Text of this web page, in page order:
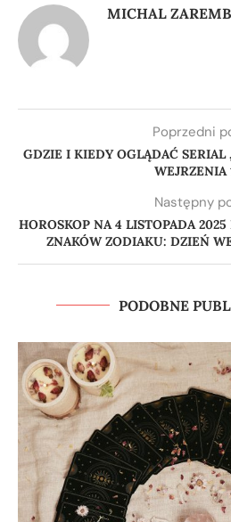
MICHAL
Poprzedni
GDZIE I KIEDY OGLĄDAĆ SERIAL
WEJRZENIA
Następny
HOROSKOP NA 4 LISTOPADA
ZNAKÓW ZODIAKU: DZIEŃ
PODOBNE